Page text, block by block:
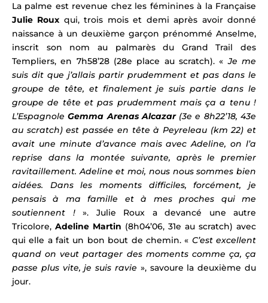
La palme est revenue chez les féminines à la Française
Julie Roux qui, trois mois et demi après avoir donné
naissance à un deuxième garçon prénommé Anselme,
inscrit son nom au palmarès du Grand Trail des
Templiers,en 7h58’28 (28e place au scratch). «Je me
suis dit que j’allais partir prudemment et pas dans le
groupe de tête, et finalement je suis partie dans le
groupe de tête et pas prudemment mais ça a tenu !
L’EspagnoleGemma Arenas Alcazar(3e e 8h22’18, 43e
au scratch) est passée en tête à Peyreleau (km 22) et
avait une minute d’avance mais avec Adeline, on l’a
reprise dans la montée suivante, après le premier
ravitaillement. Adeline et moi, nous nous sommes bien
aidées. Dans les moments difficiles, forcément, je
pensais à ma famille et à mes proches qui me
soutiennent !». Julie Roux a devancé une autre
Tricolore, Adeline Martin (8h04’06, 31e au scratch) avec
qui elle a fait un bon bout de chemin. « C’est excellent
quand on veut partager des moments comme ça, ça
passe plus vite, je suis ravie », savoure la deuxième du
jour.